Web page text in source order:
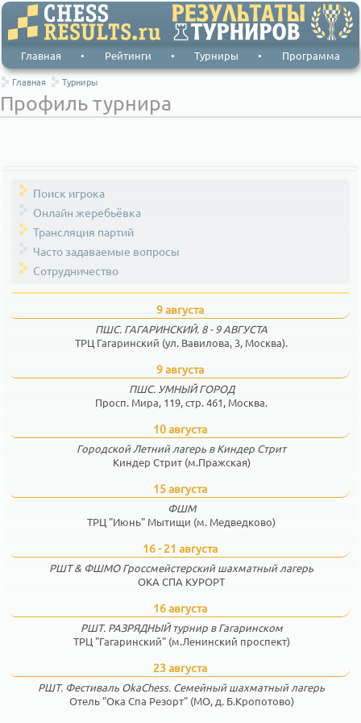
Главная • Рейтинги • Турниры • Программа
Главная Турниры
Профиль турнира
Поиск игрока
Онлайн жеребьёвка
Трансляция партий
Часто задаваемые вопросы
Сотрудничество
9 августа
ПШС. ГАГАРИНСКИЙ. 8 - 9 АВГУСТА
ТРЦ Гагаринский (ул. Вавилова, 3, Москва).
9 августа
ПШС. УМНЫЙ ГОРОД
Просп. Мира, 119, стр. 461, Москва.
10 августа
Городской Летний лагерь в Киндер Стрит
Киндер Стрит (м.Пражская)
15 августа
ФШМ
ТРЦ "Июнь" Мытищи (м. Медведково)
16 - 21 августа
РШТ & ФШМО Гроссмейстерский шахматный лагерь
ОКА СПА КУРОРТ
16 августа
РШТ. РАЗРЯДНЫЙ турнир в Гагаринском
ТРЦ "Гагаринский" (м.Ленинский проспект)
23 августа
РШТ. Фестиваль OkaChess. Семейный шахматный лагерь
Отель "Ока Спа Резорт" (МО, д. Б.Кропотово)